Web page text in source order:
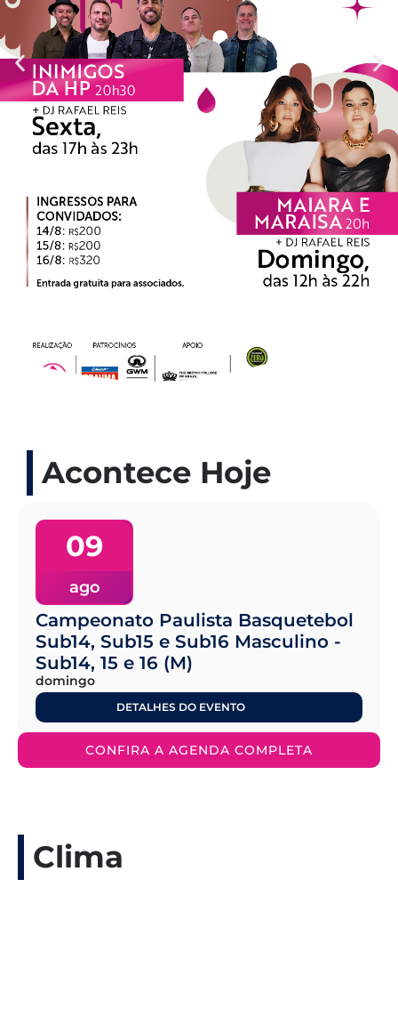
Acontece Hoje
09
ago
Campeonato Paulista Basquetebol
Sub14, Sub15 e Sub16 Masculino -
Sub14, 15 e 16 (M)
domingo
DETALHES DO EVENTO
CONFIRA A AGENDA COMPLETA
Clima